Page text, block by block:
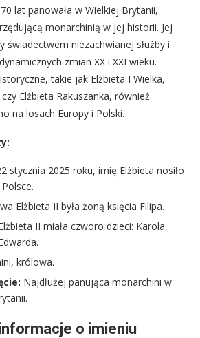
lat panowała w Wielkiej Brytanii,
monarchinią w jej historii. Jej
świadectwem niezachwianej służby i
zmian XX i XXI wieku.
takie jak Elżbieta I Wielka,
Elżbieta Rakuszanka, również
na losach Europy i Polski.
stycznia 2025 roku, imię Elżbieta nosiło
Elżbieta II była żoną księcia Filipa.
II miała czworo dzieci: Karola,
królowa.
Najdłużej panująca monarchini w
o imieniu